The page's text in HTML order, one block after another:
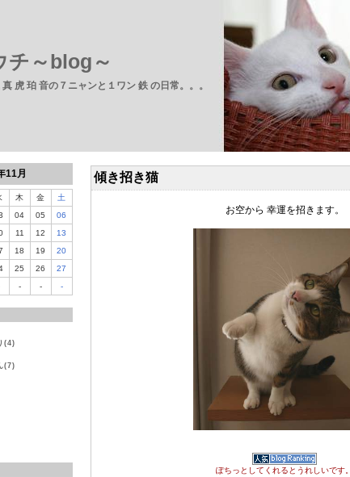
チ～blog～
虎 珀 音の７ニャンと１ワン 鉄 の日常。。。
11月
木 金
土
04 05
06
11 12
13
18 19
20
25 26
27
- - -
(4)
(7)
傾き招き猫
お空から 幸運を招きます。
ぽちっとしてくれるとうれしいです。